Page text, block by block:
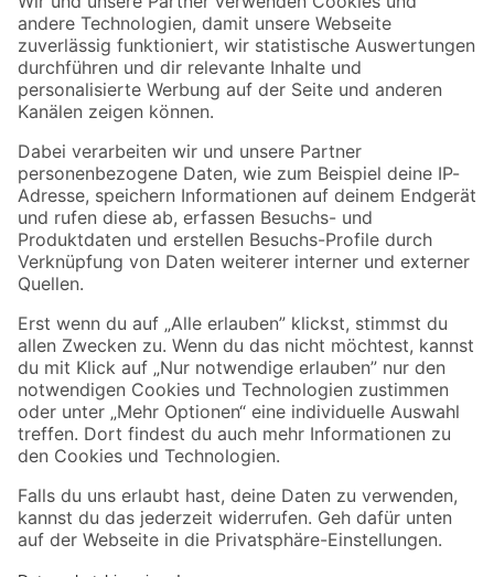
Zur Newsletter Anmeldung
Folge uns
Zahlungsarten Versandarten
Sicher einkaufen
Jetzt die toom-App herunterladen
Alle Preisangaben in EUR inkl. gesetzl. MwSt.. Die dargestellten Angebote sind unter
Umständen nicht in allen Märkten verfügbar. Die angegebenen Verfügbarkeiten beziehen
Produkte nur solange der Vorrat reicht.